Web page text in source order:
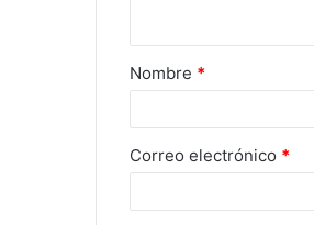
Nombre *
Correo electrónico *